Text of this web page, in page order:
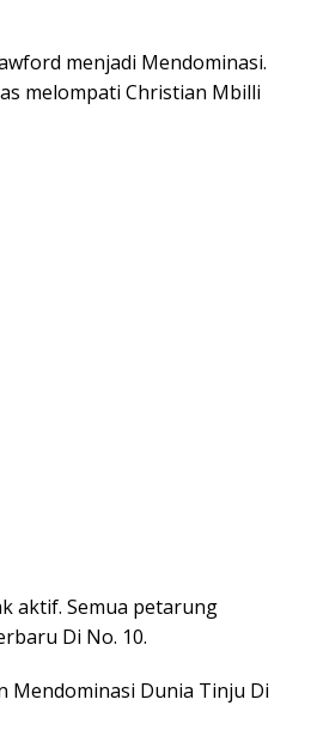
menjadi Mendominasi.
melompati Christian Mbilli
aktif. Semua petarung
Di No. 10.
Mendominasi Dunia Tinju Di